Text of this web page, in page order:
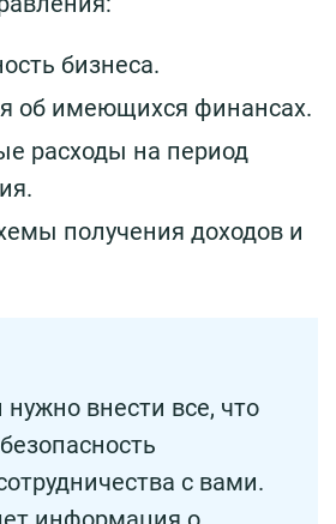
бизнеса.
об имеющихся финансах.
расходы на период
получения доходов и
внести все, что
с вами.